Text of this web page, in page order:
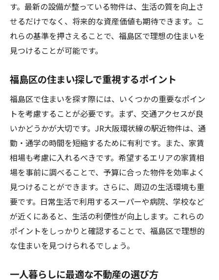
す。最新の設備が整っている物件は、生活の質を向上さ
せるだけでなく、将来的な資産価値も期待できます。こ
れらの基準を押さえることで、福島区で理想の住まいを
見つけることが可能です。
福島区の住まい探しで重視するポイント
福島区で住まいを探す際には、いくつかの重要なポイン
トを考慮することが必要です。まず、交通アクセスが良
いかどうかが大切です。JR大阪環状線の駅近物件は、通
勤・通学の時間を短縮するために有利です。また、家賃
相場も考慮に入れるべきです。希望するエリアの家賃相
場を事前に調べることで、予算に合った物件を効率よく
見つけることができます。さらに、周辺の生活環境も重
要です。日常生活で利用するスーパーや病院、学校など
が近くにあると、生活の利便性が向上します。これらの
ポイントをしっかりと確認することで、福島区で理想的
な住まいを見つけられるでしょう。
一人暮らしに最適な不動産の選び方